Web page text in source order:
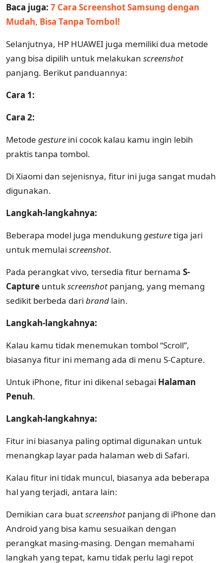
Baca juga: 7 Cara Screenshot Samsung dengan
Mudah, Bisa Tanpa Tombol!
Selanjutnya, HP HUAWEI juga memiliki dua metode
yang bisa dipilih untuk melakukan screenshot
panjang. Berikut panduannya:
Cara 1:
Cara 2:
Metode gesture ini cocok kalau kamu ingin lebih
praktis tanpa tombol.
Di Xiaomi dan sejenisnya, fitur ini juga sangat mudah
digunakan.
Langkah-langkahnya:
Beberapa model juga mendukung gesturetiga jari
untuk memulai screenshot.
Pada perangkat vivo, tersedia fitur bernama S-
Capture untukscreenshot panjang, yang memang
sedikit berbeda dari brand lain.
Langkah-langkahnya:
Kalau kamu tidak menemukan tombol “Scroll”,
biasanya fitur ini memang ada di menu S-Capture.
Untuk iPhone, fitur ini dikenal sebagai Halaman
Penuh.
Langkah-langkahnya:
Fitur ini biasanya paling optimal digunakan untuk
menangkap layar pada halaman web di Safari.
Kalau fitur ini tidak muncul, biasanya ada beberapa
hal yang terjadi, antara lain:
Demikian cara buatscreenshot panjang di iPhone dan
Android yang bisa kamu sesuaikan dengan
perangkat masing-masing. Dengan memahami
langkah yang tepat, kamu tidak perlu lagi repot